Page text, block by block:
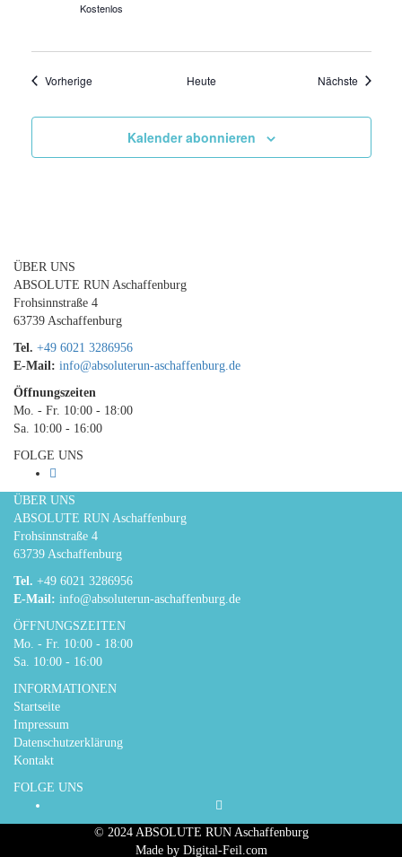
Kostenlos
VorherigeVeranstaltungen Heute Nächste
Kalender abonnieren
ÜBER UNS
ABSOLUTE RUN Aschaffenburg
Frohsinnstraße 4
63739 Aschaffenburg
Tel. +49 6021 3286956
E-Mail: info@absoluterun-aschaffenburg.de
Öffnungszeiten
Mo. - Fr. 10:00 - 18:00
Sa. 10:00 - 16:00
FOLGE UNS
ÜBER UNS
ABSOLUTE RUN Aschaffenburg
Frohsinnstraße 4
63739 Aschaffenburg
Tel. +49 6021 3286956
E-Mail: info@absoluterun-aschaffenburg.de
ÖFFNUNGSZEITEN
Mo. - Fr. 10:00 - 18:00
Sa. 10:00 - 16:00
INFORMATIONEN
Startseite
Impressum
Datenschutzerklärung
Kontakt
FOLGE UNS
© 2024 ABSOLUTE RUN Aschaffenburg
Made by Digital-Feil.com